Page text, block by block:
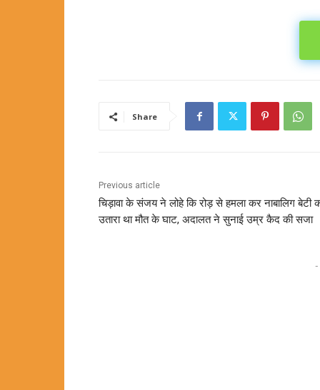
Share
Previous article
चिड़ावा के संजय ने लोहे कि रोड़ से हमला कर नाबालिग बेटी
उतारा था मौत के घाट, अदालत ने सुनाई उम्र कैद की सजा
-